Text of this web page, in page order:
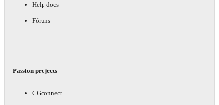
Help docs
Fóruns
Passion projects
CGconnect